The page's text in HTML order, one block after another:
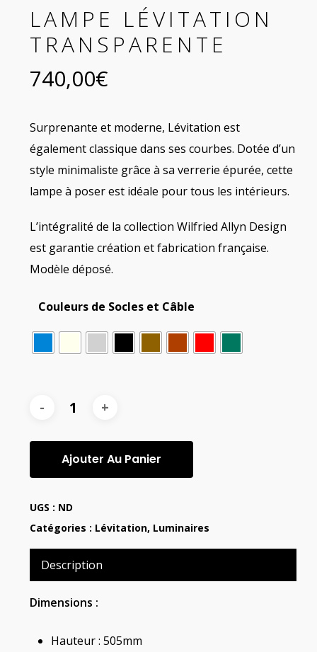
LAMPE LÉVITATION
TRANSPARENTE
740,00€
Surprenante et moderne, Lévitation est
également classique dans ses courbes. Dotée d’un
style minimaliste grâce à sa verrerie épurée, cette
lampe à poser est idéale pour tous les intérieurs.
L’intégralité de la collection Wilfried Allyn Design
est garantie création et fabrication française.
Modèle déposé.
Couleurs de Socles et Câble
Ajouter Au Panier
UGS : ND
Catégories : Lévitation, Luminaires
Description
Dimensions :
Hauteur : 505mm